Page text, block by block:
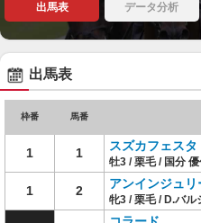
出馬表 データ分析
出馬表
枠番 馬番
1 1 スズカフェスタ
牡3 / 栗毛 / 国分
1 2 アンインジュリ
牝3 / 栗毛 / D.バ